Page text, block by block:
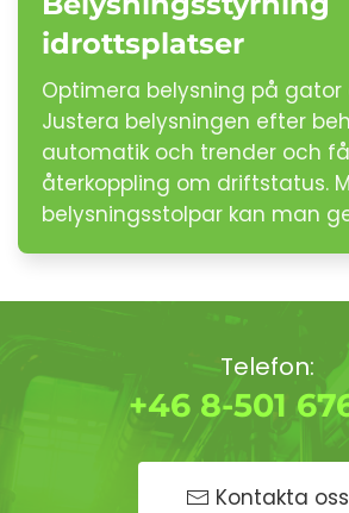
idrottsplatser
Optimera belysning på gator
Justera belysningen efter
automatik och trender och
återkoppling om driftstatus.
belysningsstolpar kan man
Telefon:
+46 8-501
Kontakta oss